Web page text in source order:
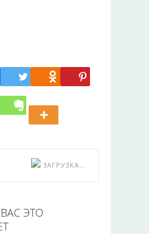
ЗАГРУЗКА...
ЭТО